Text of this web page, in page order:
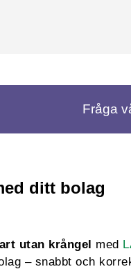
Fråga
ditt bolag
utan krångel med
– snabbt och